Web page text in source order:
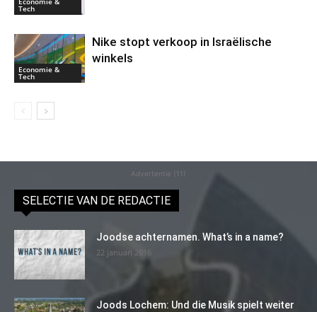
Tech
Economie &
Tech
Nike stopt verkoop in Israëlische
winkels
Advertentie (11)
SELECTIE VAN DE REDACTIE
Joodse achternamen. What’s in a name?
22 januari 2016
Joods Lochem: Und die Musik spielt weiter